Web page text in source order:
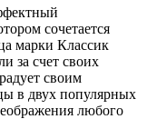
сочетается
марки Классик
за счет своих
своим
в двух популярных
любого